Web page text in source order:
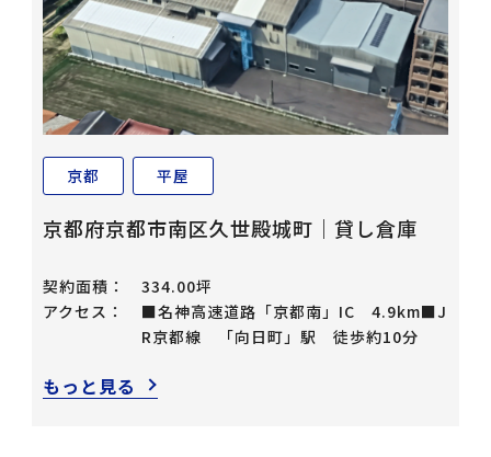
京都 平屋
京都府京都市南区久世殿城町｜貸し倉庫
契約面積：
334.00坪
アクセス：
■名神高速道路「京都南」IC 4.9km​ ■J
R京都線 「向日町」駅 徒歩約10分​
もっと見る